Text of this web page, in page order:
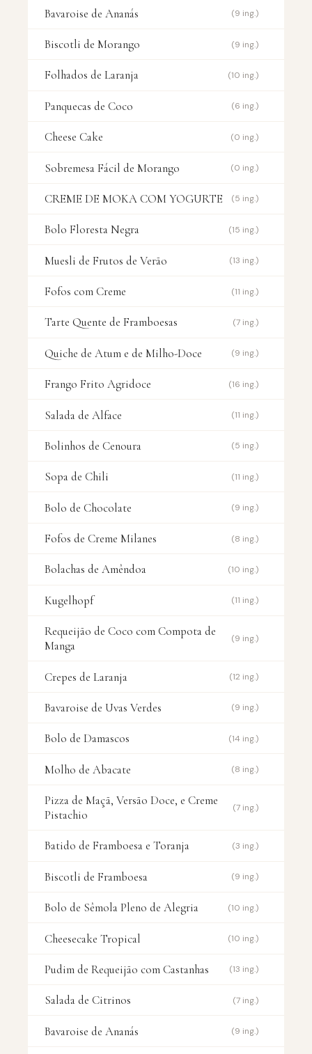
Bavaroise de Ananás (9 ing.)
Biscotli de Morango (9 ing.)
Folhados de Laranja (10 ing.)
Panquecas de Coco (6 ing.)
Cheese Cake (0 ing.)
Sobremesa Fácil de Morango (0 ing.)
CREME DE MOKA COM YOGURTE (5 ing.)
Bolo Floresta Negra (15 ing.)
Muesli de Frutos de Verão (13 ing.)
Fofos com Creme (11 ing.)
Tarte Quente de Framboesas (7 ing.)
Quiche de Atum e de Milho-Doce (9 ing.)
Frango Frito Agridoce (16 ing.)
Salada de Alface (11 ing.)
Bolinhos de Cenoura (5 ing.)
Sopa de Chili (11 ing.)
Bolo de Chocolate (9 ing.)
Fofos de Creme Milanes (8 ing.)
Bolachas de Amêndoa (10 ing.)
Kugelhopf (11 ing.)
Requeijão de Coco com Compota de
Manga
(9 ing.)
Crepes de Laranja (12 ing.)
Bavaroise de Uvas Verdes (9 ing.)
Bolo de Damascos (14 ing.)
Molho de Abacate (8 ing.)
Pizza de Maçã, Versão Doce, e Creme
Pistachio
(7 ing.)
Batido de Framboesa e Toranja (3 ing.)
Biscotli de Framboesa (9 ing.)
Bolo de Sêmola Pleno de Alegria (10 ing.)
Cheesecake Tropical (10 ing.)
Pudim de Requeijão com Castanhas (13 ing.)
Salada de Citrinos (7 ing.)
Bavaroise de Ananás (9 ing.)